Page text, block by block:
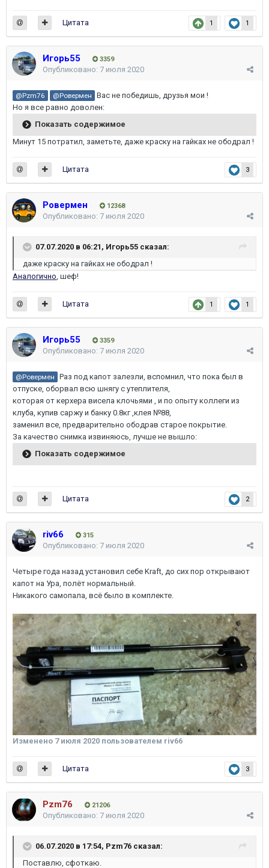
1 1
Цитата
Игорь55 3359
Опубликовано: 7 июля 2020
@Pzm76 @Ровермен
Вас не победишь, друзья мои !
Но я все равно доволен:
Показать содержимое
Минут 15 потратил, заметьте, даже краску на гайках не ободрал !
3
Цитата
Ровермен 12368
Опубликовано: 7 июля 2020
07.07.2020 в 06:21, Игорь55 сказал:
даже краску на гайках не ободрал !
Аналогично , шеф!
1 1
Цитата
Игорь55 3359
Опубликовано: 7 июля 2020
@Ровермен
Раз под капот залезли, вспомнил, что пока был в
отпуске, оборвал всю шнягу с утеплителя,
которая от керхера висела клочьями , и по опыту коллеги из
клуба, купив саржу и банку 0.8кг ,клея №88,
заменил все, предварительно ободрав старое покрытие.
За качество снимка извиняюсь, лучше не вышло:
Показать содержимое
2
Цитата
riv66 315
Опубликовано: 7 июля 2020
Четыре года назад установил себе Kraft, до сих пор открывают
капот на Ура, полёт нормальный.
Никакого самопала, всё было в комплекте.
Изменено 7 июля 2020 пользователем riv66
3
Цитата
Pzm76 21206
Опубликовано: 7 июля 2020
06.07.2020 в 17:54, Pzm76 сказал:
Поставлю, сфоткаю.